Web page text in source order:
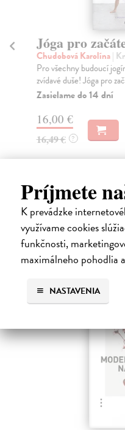
Príjmete
K prevádzke
využívame cookies
funkčnosti,
maximálneho pohodlia
NASTAVENIA
Jóga pro
Chudobová Karolína|
Pro všechny budoucí
zvídavé duše! Jóga pro
Zasielame do 14 dní
16,00 €
16,49 € ?
Ďalšie z